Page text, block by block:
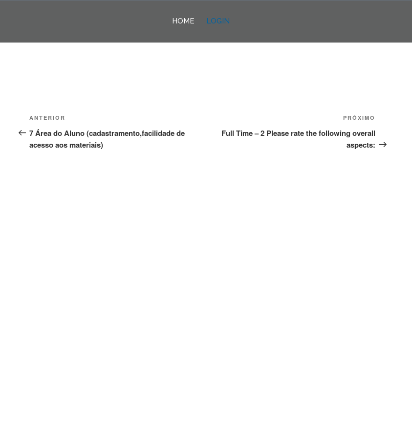
conteúdo
HOME LOGIN
Navegação
de
Post
Post
anterior
ANTERIOR
7 Área do Aluno (cadastramento,facilidade de
acesso aos materiais)
PRÓXIMO
Full Time – 2 Please rate the following overall
aspects: